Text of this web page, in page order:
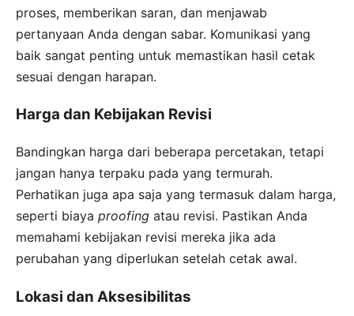
proses, memberikan saran, dan menjawab
pertanyaan Anda dengan sabar. Komunikasi yang
baik sangat penting untuk memastikan hasil cetak
sesuai dengan harapan.
Harga dan Kebijakan Revisi
Bandingkan harga dari beberapa percetakan, tetapi
jangan hanya terpaku pada yang termurah.
Perhatikan juga apa saja yang termasuk dalam harga,
seperti biaya proofing atau revisi. Pastikan Anda
memahami kebijakan revisi mereka jika ada
perubahan yang diperlukan setelah cetak awal.
Lokasi dan Aksesibilitas